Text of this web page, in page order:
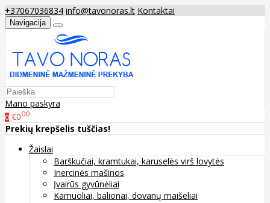
+37067036834 info@tavonoras.lt Kontaktai
Navigacija
Mano paskyra
0 €000
Prekių krepšelis tuščias!
Žaislai
Barškučiai, kramtukai, karuselės virš lovytės
Inercinės mašinos
Įvairūs gyvūnėliai
Kamuoliai, balionai, dovanų maišeliai